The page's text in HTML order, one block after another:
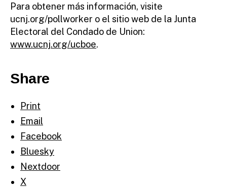
Para obtener más información, visite
ucnj.org/pollworker o el sitio web de la Junta
Electoral del Condado de Union:
www.ucnj.org/ucboe.
Share
Print
Email
Facebook
Bluesky
Nextdoor
X